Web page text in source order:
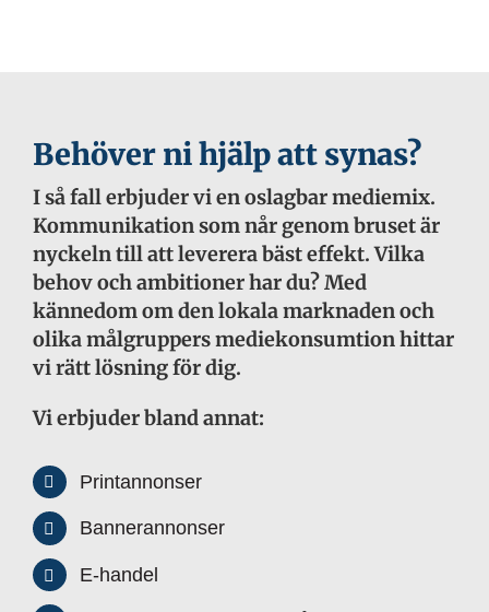
Behöver ni hjälp att synas?
I så fall erbjuder vi en oslagbar mediemix.
Kommunikation som når genom bruset är
nyckeln till att leverera bäst effekt. Vilka
behov och ambitioner har du? Med
kännedom om den lokala marknaden och
olika målgruppers mediekonsumtion hittar
vi rätt lösning för dig.
Vi erbjuder bland annat:
Printannonser
Bannerannonser
E-handel